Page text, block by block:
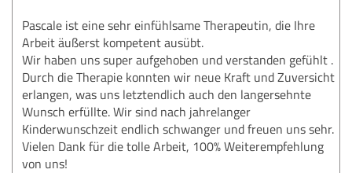
Pascale ist eine sehr einfühlsame Therapeutin, die Ihre
Arbeit äußerst kompetent ausübt.
Wir haben uns super aufgehoben und verstanden gefühlt .
Durch die Therapie konnten wir neue Kraft und Zuversicht
erlangen, was uns letztendlich auch den langersehnte
Wunsch erfüllte. Wir sind nach jahrelanger
Kinderwunschzeit endlich schwanger und freuen uns sehr.
Vielen Dank für die tolle Arbeit, 100% Weiterempfehlung
von uns!